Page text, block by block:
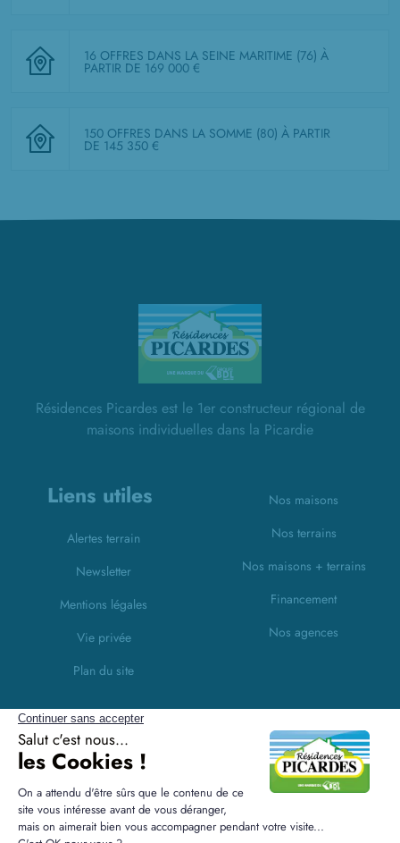
16 OFFRES DANS LA SEINE MARITIME (76) À
PARTIR DE 169 000 €
150 OFFRES DANS LA SOMME (80) À PARTIR
DE 145 350 €
Résidences Picardes est le 1er constructeur régional de
maisons individuelles dans la Picardie
Liens utiles
Alertes terrain
Newsletter
Mentions légales
Vie privée
Plan du site
Nos maisons
Nos terrains
Nos maisons + terrains
Financement
Nos agences